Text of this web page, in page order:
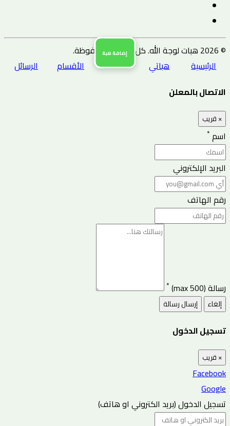
© 2026 هبات لوجة الله. كل الحقوق محفوظة.
الرئيسية
هباتي
إضافة هبة
الأقسام
الرسائل
الاتصال بالمعلن
× قريب
اسم *
البريد الإلكتروني
رقم الهاتف
رسالة(500 max)
*
إلغاء
إرسال رسالة
تسجيل الدخول
× قريب
Facebook
Google
تسجيل الدخول (بريد الكتروني او هاتف)